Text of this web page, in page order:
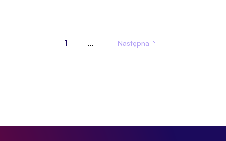
1 ... Następna